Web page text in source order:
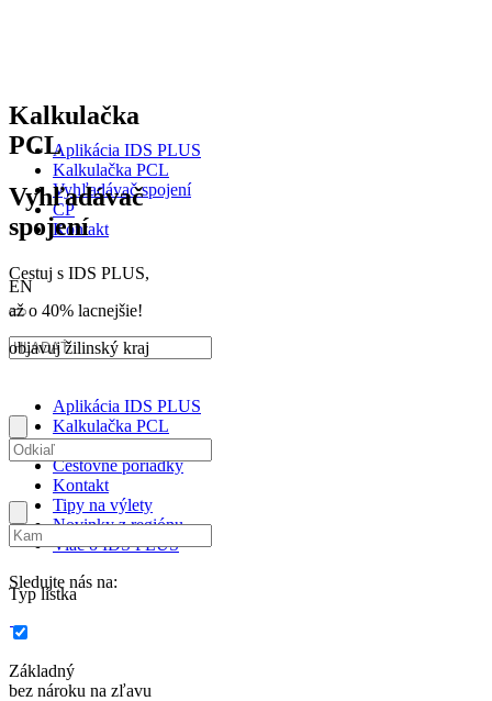
Aplikácia IDS PLUS
Kalkulačka PCL
Vyhľadávač spojení
CP
Kontakt
EN
Aplikácia IDS PLUS
Kalkulačka PCL
Vyhľadávač spojení
Cestovné poriadky
Kontakt
Tipy na výlety
Novinky z regiónu
Viac o IDS PLUS
Sledujte nás na:
Kalkulačka
PCL
Vyhľadávač
spojení
Cestuj s IDS PLUS,
až o 40% lacnejšie!
objavuj žilinský kraj
Typ lístka
Základný
bez nároku na zľavu